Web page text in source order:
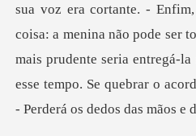
sua voz era cortante. -
coisa: a menina não pode ser
mais prude